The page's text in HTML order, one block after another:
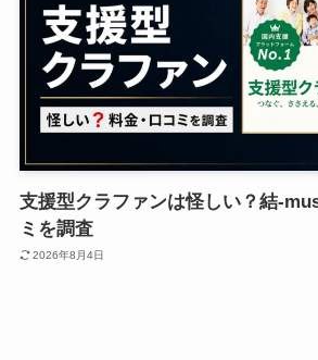
支援型クラファンは怪しい？結-
ミを調査
2026年8月4日